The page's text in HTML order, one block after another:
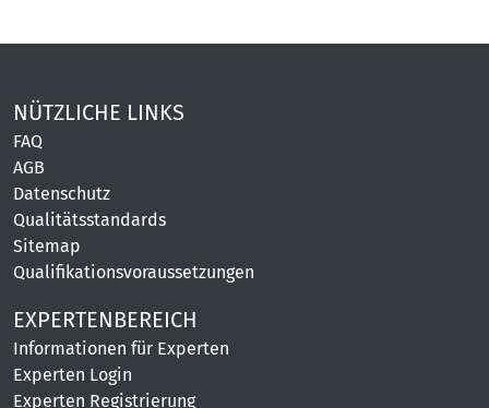
NÜTZLICHE LINKS
FAQ
AGB
Datenschutz
Qualitätsstandards
Sitemap
Qualifikationsvoraussetzungen
EXPERTENBEREICH
Informationen für Experten
Experten Login
Experten Registrierung